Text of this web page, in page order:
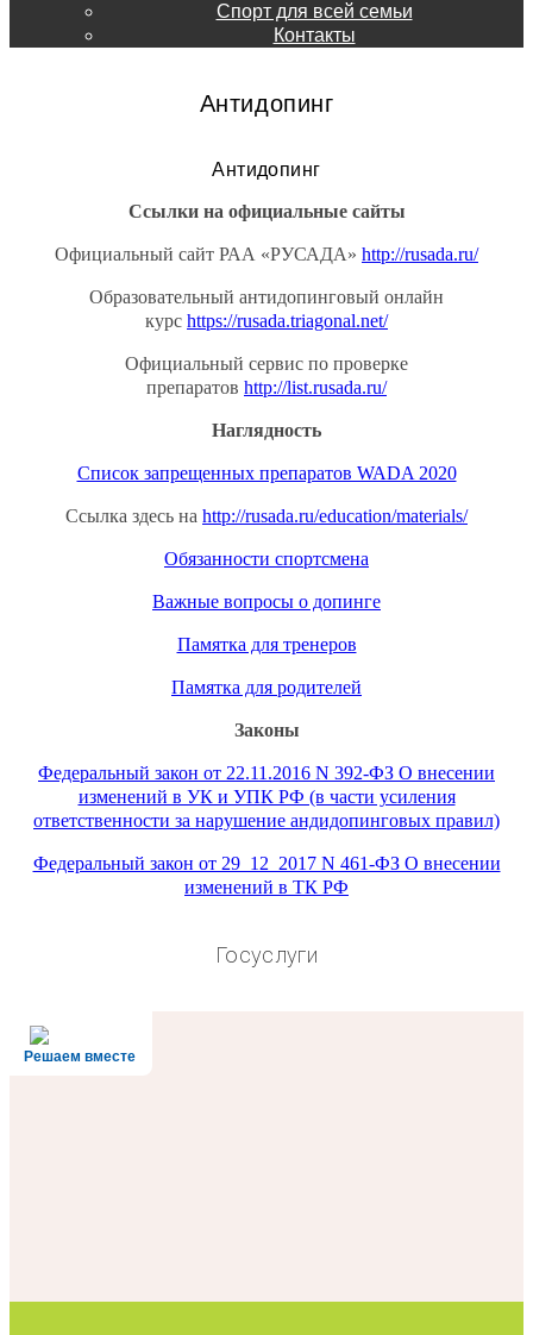
Спорт для всей семьи
Контакты
Антидопинг
Антидопинг
Ссылки на официальные сайты
Официальный сайт РАА «РУСАДА» http://rusada.ru/
Образовательный антидопинговый онлайн
курс https://rusada.triagonal.net/
Официальный сервис по проверке
препаратов http://list.rusada.ru/
Наглядность
Список запрещенных препаратов WADA 2020
Ссылка здесь на http://rusada.ru/education/materials/
Обязанности спортсмена
Важные вопросы о допинге
Памятка для тренеров
Памятка для родителей
Законы
Федеральный закон от 22.11.2016 N 392-ФЗ О внесении
изменений в УК и УПК РФ (в части усиления
ответственности за нарушение андидопинговых правил)
Федеральный закон от 29_12_2017 N 461-ФЗ О внесении
изменений в ТК РФ
Госуслуги
Решаем вместе